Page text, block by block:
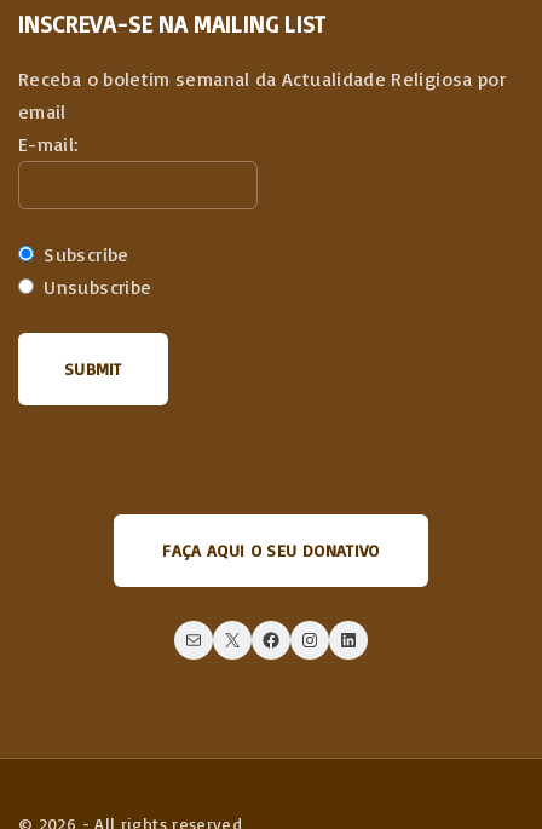
INSCREVA-SE NA MAILING LIST
Receba o boletim semanal da Actualidade Religiosa por
email
E-mail:
Subscribe
Unsubscribe
FAÇA AQUI O SEU DONATIVO
Mail X Facebook Instagram LinkedIn
© 2026 - All rights reserved